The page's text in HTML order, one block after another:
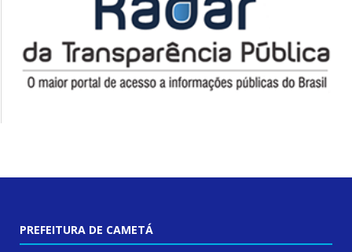
PREFEITURA DE CAMETÁ